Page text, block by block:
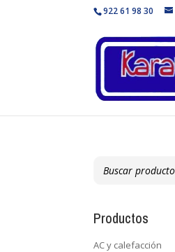
922 61 98 30
Productos
AC y calefacción